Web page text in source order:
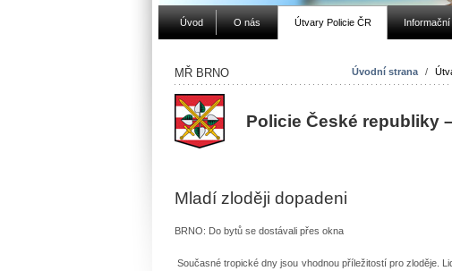
Úvod O nás Útvary Policie ČR
Úvodní strana /
MŘ BRNO
Policie České republiky
Mladí zloději dopadeni
BRNO: Do bytů se dostávali přes okna
Současné tropické dny jsou vhodnou příležitostí pro zloděje.